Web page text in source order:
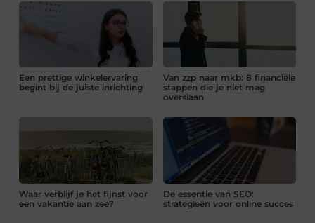
Een prettige winkelervaring
begint bij de juiste inrichting
Van zzp naar mkb: 8 financiële
stappen die je niet mag
overslaan
Waar verblijf je het fijnst voor
een vakantie aan zee?
De essentie van SEO:
strategieën voor online succes